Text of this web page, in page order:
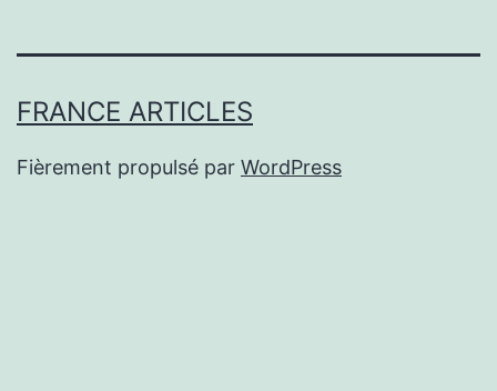
FRANCE ARTICLES
Fièrement propulsé par WordPress